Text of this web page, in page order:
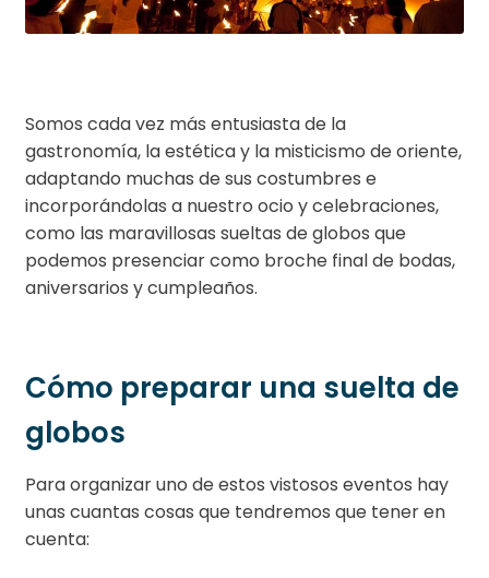
Somos cada vez más entusiasta de la
gastronomía, la estética y la misticismo de oriente,
adaptando muchas de sus costumbres e
incorporándolas a nuestro ocio y celebraciones,
como las maravillosas sueltas de globos que
podemos presenciar como broche final de bodas,
aniversarios y cumpleaños.
Cómo preparar una suelta de
globos
Para organizar uno de estos vistosos eventos hay
unas cuantas cosas que tendremos que tener en
cuenta: